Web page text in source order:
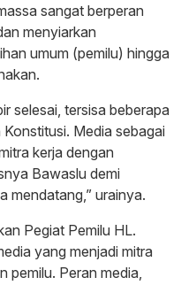
sangat berperan
menyiarkan
umum (pemilu) hingga
selesai, tersisa beberapa
Media sebagai
kerja dengan
Bawaslu demi
mendatang,” urainya.
Pegiat Pemilu HL.
yang menjadi mitra
pemilu. Peran media,